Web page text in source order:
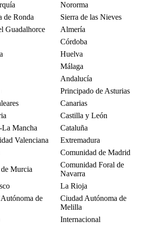
Nororma
de Ronda
Sierra de las Nieves
Guadalhorce
Almería
Córdoba
Huelva
Málaga
Andalucía
Principado de Asturias
Canarias
Castilla y León
La Mancha
Cataluña
Valenciana
Extremadura
Comunidad de Madrid
Murcia
Comunidad Foral de
Navarra
La Rioja
de
Ciudad Autónoma de
Melilla
Internacional